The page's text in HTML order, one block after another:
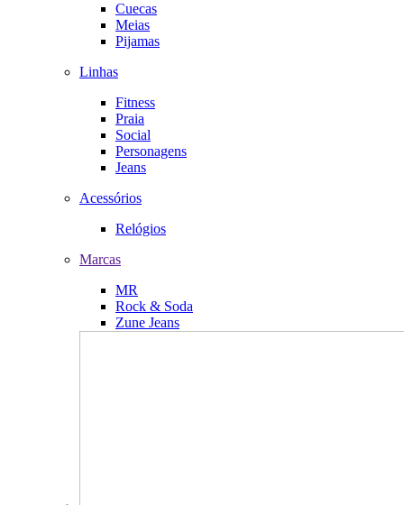
Cuecas
Meias
Pijamas
Linhas
Fitness
Praia
Social
Personagens
Jeans
Acessórios
Relógios
Marcas
MR
Rock & Soda
Zune Jeans